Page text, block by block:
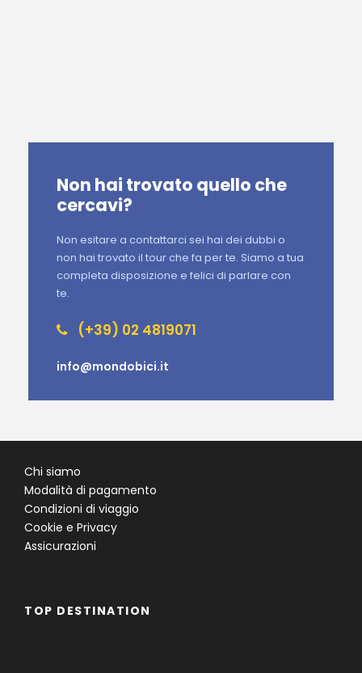
Non hai trovato quello che
cercavi?
Non esitare a contattarci sei hai dei dubbi o
non hai trovato il tour che fa per te. Siamo a tua
completa disposizione e felici di parlare con
te.
(+39) 02 4819071
info@mondobici.it
Chi siamo
Modalità di pagamento
Condizioni di viaggio
Cookie e Privacy
Assicurazioni
TOP DESTINATION